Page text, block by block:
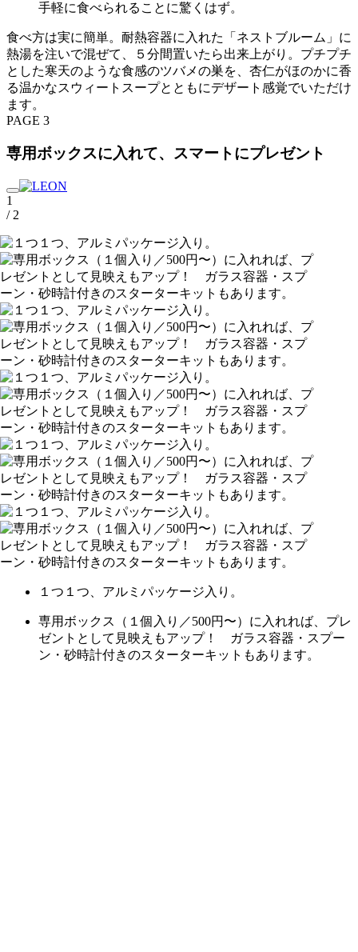
手軽に食べられることに驚くはず。
食べ方は実に簡単。耐熱容器に入れた「ネストブルーム」に
熱湯を注いで混ぜて、５分間置いたら出来上がり。プチプチ
とした寒天のような食感のツバメの巣を、杏仁がほのかに香
る温かなスウィートスープとともにデザート感覚でいただけ
ます。
PAGE 3
専用ボックスに入れて、スマートにプレゼント
1
/ 2
１つ１つ、アルミパッケージ入り。
専用ボックス（１個入り／500円〜）に入れれば、プレ
ゼントとして見映えもアップ！ ガラス容器・スプー
ン・砂時計付きのスターターキットもあります。